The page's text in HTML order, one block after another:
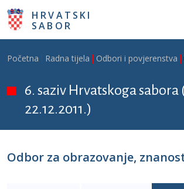
Skoči na glavni sadržaj
HRVATSKI
SABOR
Breadcrumb
Početna Radna tijela Odbori i povjerenstva
6. saziv Hrvatskoga sabora
22.12.2011.)
Odbor za obrazovanje,